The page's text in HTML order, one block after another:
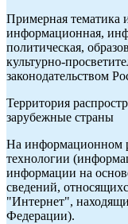
Примерная тематика
информационная,
политическая,
культурно-
законодательством
Территория
зарубежные страны
На информационном
технологии
информации на
сведений,
"Интернет",
Федерации).